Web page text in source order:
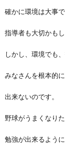
確かに環境は大事で
指導者も大切かもし
しかし、環境でも
みなさんを根本的
出来ないのです。
野球がうまくなりた
勉強が出来るように